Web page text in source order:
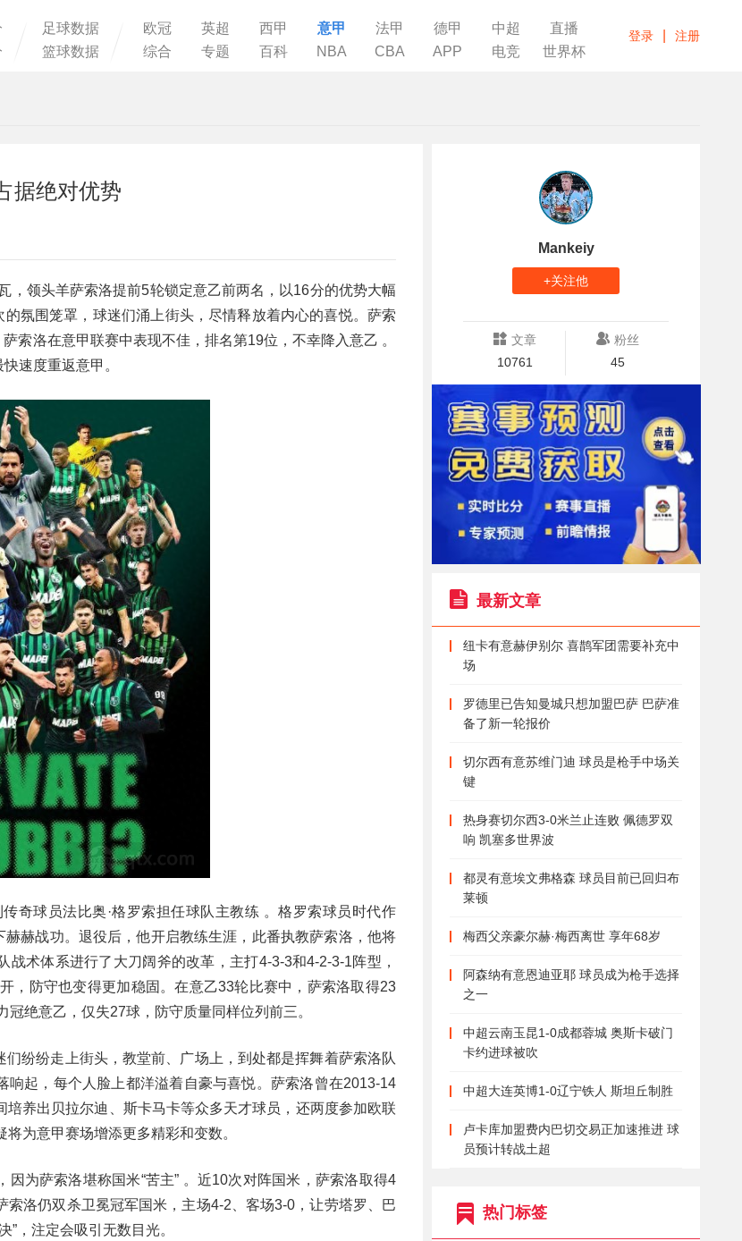
足球数据
篮球数据
欧冠 英超 西甲 意甲 法甲 德甲 中超
直播
综合
专题 百科 NBA CBA APP 电竞 世界杯
登录 注册
据绝对优势
，领头羊萨索洛提前5轮锁定意乙前两名，以16分的优势大幅
氛围笼罩，球迷们涌上街头，尽情释放着内心的喜悦。萨索
索洛在意甲联赛中表现不佳，排名第19位，不幸降入意乙 。
速度重返意甲。
奇球员法比奥·格罗索担任球队主教练 。格罗索球员时代作
赫战功。退役后，他开启教练生涯，此番执教萨索洛，他将
术体系进行了大刀阔斧的改革，主打4-3-3和4-2-3-1阵型，
，防守也变得更加稳固。在意乙33轮比赛中，萨索洛取得23
绝意乙，仅失27球，防守质量同样位列前三。
纷纷走上街头，教堂前、广场上，到处都是挥舞着萨索洛队
起，每个人脸上都洋溢着自豪与喜悦。萨索洛曾在2013-14
养出贝拉尔迪、斯卡马卡等众多天才球员，还两度参加欧联
为意甲赛场增添更多精彩和变数。
为萨索洛堪称国米“苦主” 。近10次对阵国米，萨索洛取得4
洛仍双杀卫冕冠军国米，主场4-2、客场3-0，让劳塔罗、巴
，注定会吸引无数目光。
Mankeiy
+关注他
文章
10761
粉丝
45
最新文章
纽卡有意赫伊别尔 喜鹊军团需要补充中
场
罗德里已告知曼城只想加盟巴萨 巴萨准
备了新一轮报价
切尔西有意苏维门迪 球员是枪手中场关
键
热身赛切尔西3-0米兰止连败 佩德罗双
响 凯塞多世界波
都灵有意埃文弗格森 球员目前已回归布
莱顿
梅西父亲豪尔赫·梅西离世 享年68岁
阿森纳有意恩迪亚耶 球员成为枪手选择
之一
中超云南玉昆1-0成都蓉城 奥斯卡破门
卡约进球被吹
中超大连英博1-0辽宁铁人 斯坦丘制胜
卢卡库加盟费内巴切交易正加速推进 球
员预计转战土超
热门标签